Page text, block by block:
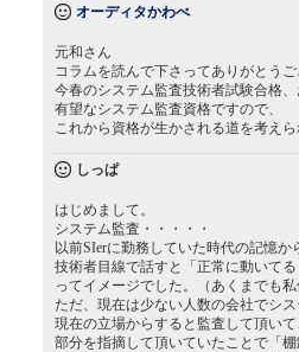
オーディタかわべ
元和さん
コラムを読んで下さってありがとうご
今春のシステム監査技術者試験合格、
有望なシステム監査資格ですので、
これから資格が生かされる道を考えら
しっぱ
はじめまして。
システム監査・・・・・
以前SIerに勤務していた時代の記憶
技術者目線で話すと「正常に動いて
ってイメージでした。（あくまでも私
ただ、現在は少ない人数の会社でシス
現在の立場からすると監査して頂い
部分を指摘して頂いていたことで「